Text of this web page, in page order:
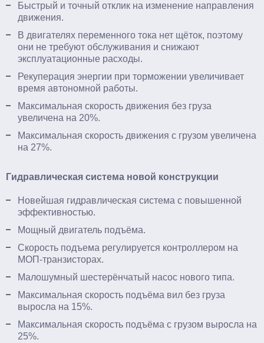
Быстрый и точный отклик на изменение направления
движения.
В двигателях переменного тока нет щёток, поэтому
они не требуют обслуживания и снижают
эксплуатационные расходы.
Рекуперация энергии при торможении увеличивает
время автономной работы.
Максимальная скорость движения без груза
увеличена на 20%.
Максимальная скорость движения с грузом увеличена
на 27%.
Гидравлическая система новой конструкции
Новейшая гидравлическая система с повышенной
эффективностью.
Мощный двигатель подъёма.
Скорость подъема регулируется контроллером на
МОП-транзисторах.
Малошумный шестерёнчатый насос нового типа.
Максимальная скорость подъёма вил без груза
выросла на 15%.
Максимальная скорость подъёма с грузом выросла на
25%.